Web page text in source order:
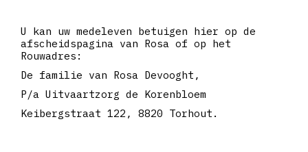
U kan uw medeleven betuigen hier op de
afscheidspagina van Rosa of op het
Rouwadres:
De familie van Rosa Devooght,
P/a Uitvaartzorg de Korenbloem
Keibergstraat 122, 8820 Torhout.